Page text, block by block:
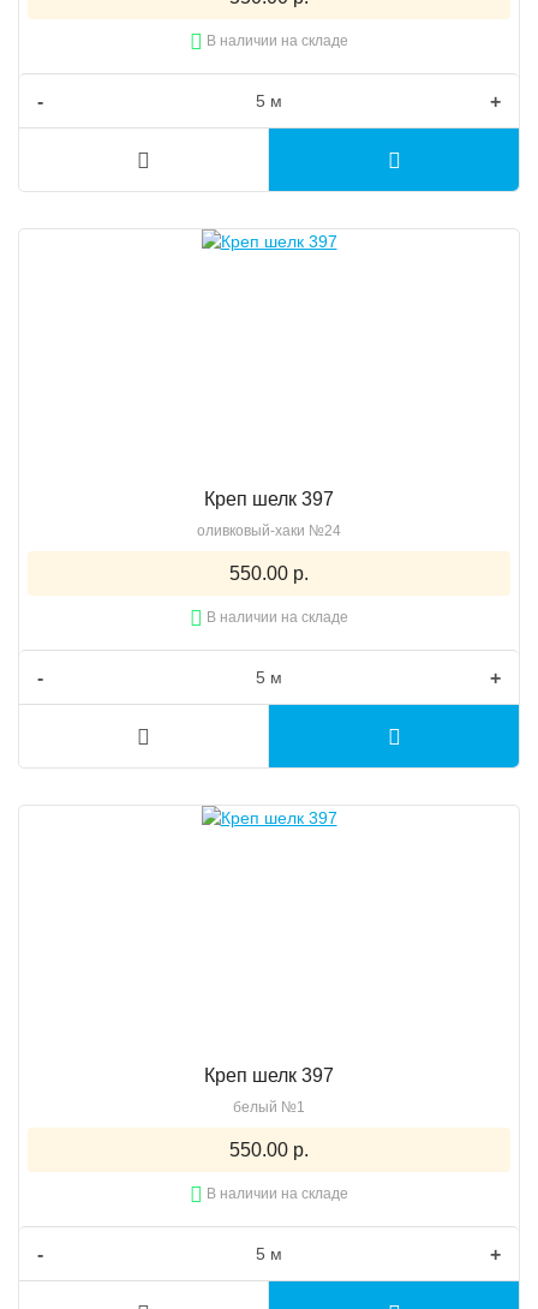
В наличии на складе
- +
Креп шелк 397
оливковый-хаки №24
550.00 р.
В наличии на складе
- +
Креп шелк 397
белый №1
550.00 р.
В наличии на складе
- +